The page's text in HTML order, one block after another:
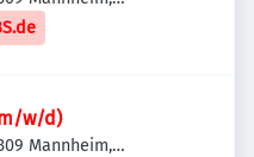
w/d)
Mannheim,